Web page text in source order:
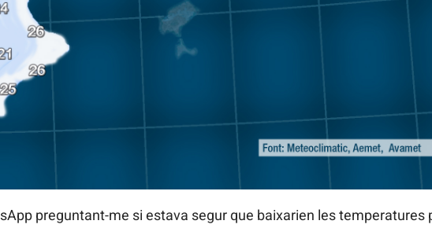
preguntant-me si estava segur que baixarien les temperatures